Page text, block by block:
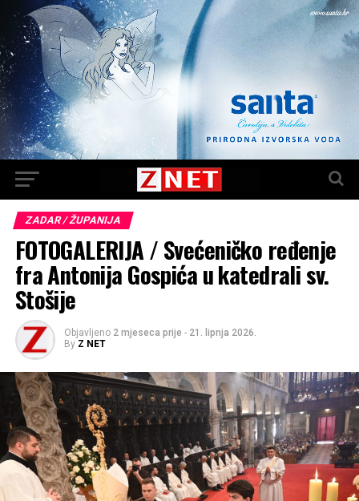
ZADAR / ŽUPANIJA
FOTOGALERIJA / Svećeničko ređenje
fra Antonija Gospića u katedrali sv.
Stošije
Objavljeno 2 mjeseca prije - 21. lipnja 2026.
By Z NET